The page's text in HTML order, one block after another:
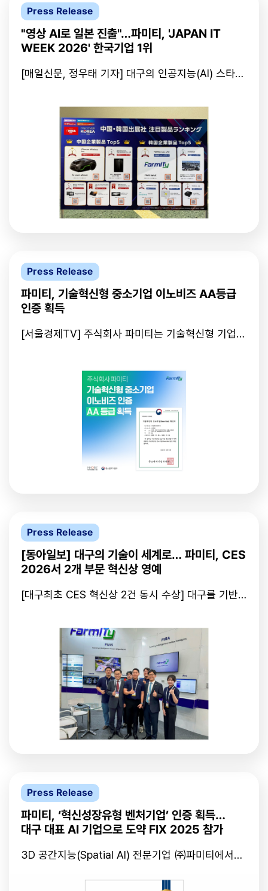
CES 2026에서 혁신상 2관왕을 수상한 바 있으며,
이번 장관상 수상을 통해 글로벌과 국내를 아우르는
기술 경쟁력을 입증했다. 최대영 파미티 대표는 "이
번 수상은 기술 완성도를 넘어 Spatial(공간) AI의 방
분야에서 비접촉 3D 공간지능 기술의 상용화를 가속
Press Release
"영상 AI로 일본 진출"…파미티, 'JAPAN IT
WEEK 2026' 한국기업 1위
[매일신문, 정우태 기자] 대구의 인공지능(AI) 스타트
영상기반 AI 솔루션 'FIVIS_SafeX'로 한국 기업 제품
부문 1위에 올랐다. JAPAN IT WEEK는 일본 최대 규
모의 IT·DX(디지털 전환) 전문 전시회로, AI는 물론
빅데이터, IoT(사물 기반 인터넷), 보안, 소프트웨어·
앱 개발 등 다양한 분야의 기업과 바이어가 참여한다.
파미티는 대구시 해외전시회 지원사업의 일환으로 마
련된 대구 공동관을 통해 이번 행사에 참가했다. 대구
공동관은 엑스코가 주관하고 지역 ICT 기업들의 해
외시장 진출과 판로 개척을 지원하는 형태로 운영됐
반 AI 기술력과 현장 적용 가능성을 동시에 인정받은
결과로 평가된다. FIVIS_SafeX는 CCTV와 일반 영
상 데이터를 기반으로 공간과 객체, 위험요소를 분석
하는 영상기반 AI 솔루션이다. 산업현장 안전관리, 시
설 모니터링, 이상행동 감지, 화재 및 위험상황 대응
프라를 그대로 활용할 수 있어 제조 및 안전 분야를
CCTV 인증을 획득하며 영상기반 기술 신뢰성을 입
증한 바 있다. 단순한 2차원 영상 분석을 넘어 단안
CCTV 영상을 3차원 공간 정보로 확장할 수 있는 기
술로 고도화가 가능하다. 2차원 기반 객체·상황 인식
은 물론, 향후 단안 카메라 기반 3차원 공간 분석까지
가능한 영상기반 Spatial AI 기술력을 함께 보유하고
있다. 파미티는 이번 전시회를 계기로 일본 현지 기업
'코우키'와 계약을 확정했으며, 오는 6월 현지 실증도
업들과의 추가 계약 논의도 활발히 이어지고 있어 향
후 일본 시장 판로 개척이 본격화 될 전망이다. 양우
석 파미티 이사는 "이번 JAPAN IT WEEK 2026 성
과는 단순한 현장 반응을 넘어 실제 계약과 6월 실증
으로 이어졌다는 점에서 의미가 크다"며 "일본 시장
에서 영상기반 AI와 산업안전 솔루션에 대한 관심이
높아지고 있는 만큼, 현지 기업들과의 협력을 확대해
했다. 한편, 파미티는 Spatial AI 기반 영상 분석 플랫
폼 FIVIS와 mmWave 레이더 기반 분석 플랫폼 FIRA
를 중심으로 산업안전, 의료, 공공안전 분야에서 사업
을 확대하고 있다. 이번 전시회 성과를 바탕으로 일본
을 포함한 글로벌 시장 공략에도 속도를 낼 방침이다.
Press Release
파미티, 기술혁신형 중소기업 이노비즈 AA등급
인증 획득
[서울경제TV] 주식회사 파미티는 기술혁신형 기업을
5퍼센트 수준에 해당하며, 기업의 기술성과 성장성을
중심으로 평가된다.파미티는 Spatial AI 기술을 기반
으로 한 레이더·카메라 센싱 플랫폼을 개발해 의료,
산업, 스마트시티, 스포츠 분야 등 다양한 현장에서
활용하고 있다. 비접촉 생체신호 분석, 행동 인식, 위
험 감지 등 실증 기반 기술을 지속적으로 고도화해 온
점이 인증 과정에서 높은 평가를 받은 것으로 알려졌
다.또한 파미티는 CES 2026에서 혁신상 2건을 동시
에 수상하며 글로벌 시장에서도 경쟁력을 검증받았
실증 프로젝트 수행 등을 통해 기술의 정확도와 신뢰
성을 강화하며 사업화를 확대해왔다. 하드웨어와 소
프트웨어를 자체적으로 통합 개발하는 구조 역시 기
술 자립도 측면에서 강점으로 꼽힌다.파미티 관계자
는 “이노비즈 인증을 계기로 기술 고도화와 글로벌
경 등 다양한 분야에서 활용 가능한 시공간 AI 기술
Press Release
[동아일보] 대구의 기술이 세계로… 파미티, CES
2026서 2개 부문 혁신상 영예
[대구최초 CES 혁신상 2건 동시 수상] 대구를 기반
에서 인공지능(AI) 부문과 디지털 헬스(Digital
Health) 부문 2개 부문 혁신상을 수상했다고 밝혔다.
(앞줄 왼쪽 두번째부터)홍석준 전 국회의원, 최대영
파미티 공동대표, 허영우 경북대 총장, 박주희 파미티
공동대표. 사진=파미티 제공 이번 수상은 대구 지역
에서 개발된 기술이 세계적 무대에서 공식적으로 인
정받은 사례로, 지역 스타트업이 글로벌 테크 시장에
서 기술력으로 경쟁력을 입증한 의미 있는 성과로 평
가된다.파미티의 ‘FIRA Pose’는 mmWave 레이더와
장과 의료 환경 등 다양한 분야에서 실시간 안전 모니
터링과 행동 분석이 가능해 기존 2차원 영상 기반 시
스템의 한계를 극복한 기술로 주목받고 있다. 이러
한 기술적 완성도는 지난 10월 대구 EXCO에서 열린
‘미래혁신기술박람회(FIX2025)’에서 처음 공개된
는 허영우 경북대학교 총장과 홍석준 전 국회의원이
지능 기술의 상용화 가능성에 관심을 보였다.파미티
Press Release
파미티, ‘혁신성장유형 벤처기업’ 인증 획득…
대구 대표 AI 기업으로 도약 FIX 2025 참가
3D 공간지능(Spatial AI) 전문기업 ㈜파미티에서
아 중소벤처기업부로부터 ‘혁신성장유형 벤처기업’